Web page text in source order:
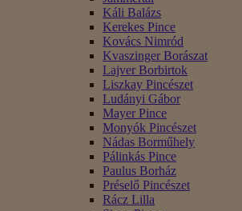
Káli Balázs
Kerekes Pince
Kovács Nimród
Kvaszinger Borászat
Lajver Borbirtok
Liszkay Pincészet
Ludányi Gábor
Mayer Pince
Monyók Pincészet
Nádas Borműhely
Pálinkás Pince
Paulus Borház
Préselő Pincészet
Rácz Lilla